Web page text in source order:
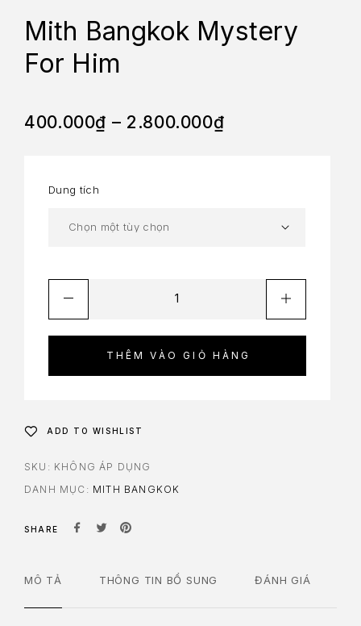
Mith Bangkok Mystery
For Him
400.000₫ – 2.800.000₫
Dung tích
THÊM VÀO GIỎ HÀNG
ADD TO WISHLIST
SKU: KHÔNG ÁP DỤNG
DANH MỤC: MITH BANGKOK
SHARE
MÔ TẢ THÔNG TIN BỔ SUNG ĐÁNH GIÁ